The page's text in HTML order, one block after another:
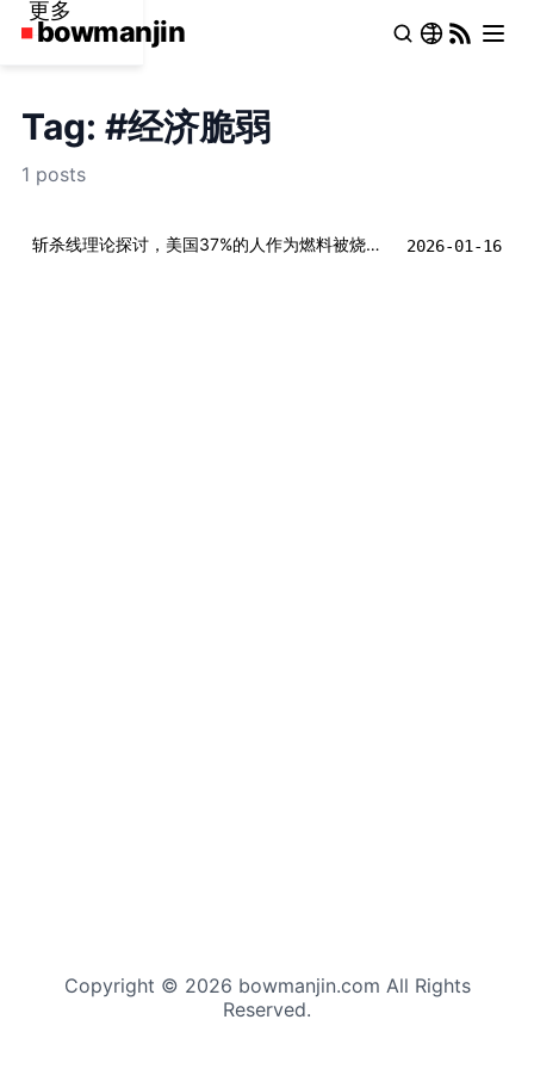
更多
Tag: #经济脆弱
1 posts
斩杀线理论探讨，美国37%的人作为燃料被烧掉， 维持了上层1%“超级热层”的指数级暴涨？ 2026-01-16
Copyright © 2026 bowmanjin.com All Rights
Reserved.